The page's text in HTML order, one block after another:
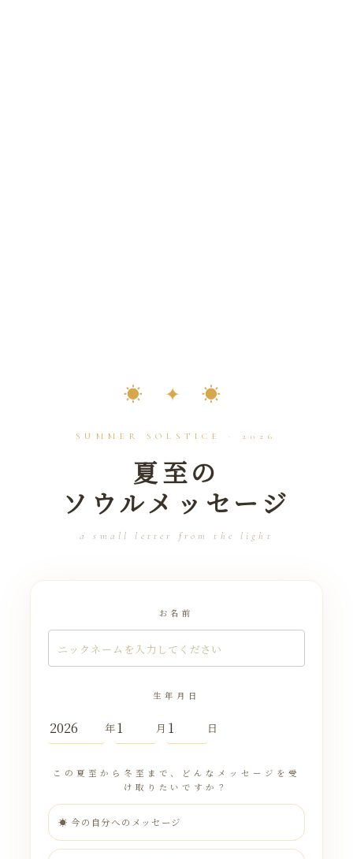
☀︎ ✦ ☀︎
SUMMER SOLSTICE · 2026
夏至の
ソウルメッセージ
a small letter from the light
お名前
生年月日
年 月 日
この夏至から冬至まで、どんなメッセージを受
け取りたいですか？
☀ 今の自分へのメッセージ